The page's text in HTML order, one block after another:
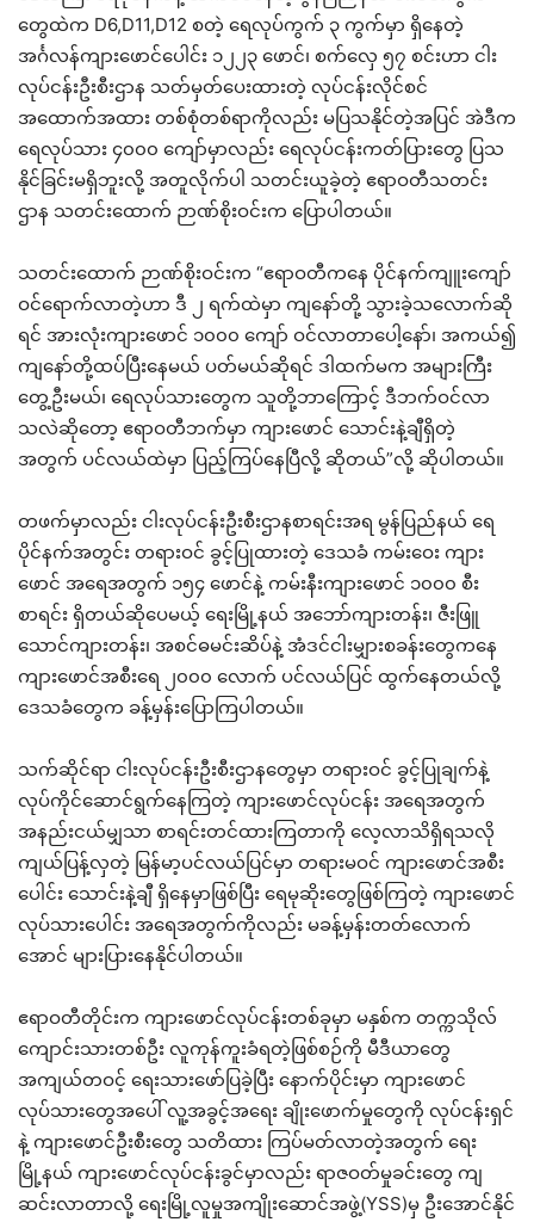
တွေထဲက D6,D11,D12 စတဲ့ ရေလုပ်ကွက် ၃ ကွက်မှာ ရှိနေတဲ့
အင်္ဂလန်ကျားဖောင်ပေါင်း ၁၂၂၃ ဖောင်၊ စက်လှေ ၅၇ စင်းဟာ ငါး
လုပ်ငန်းဦးစီးဌာန သတ်မှတ်ပေးထားတဲ့ လုပ်ငန်းလိုင်စင်
အထောက်အထား တစ်စုံတစ်ရာကိုလည်း မပြသနိုင်တဲ့အပြင် အဲဒီက
ရေလုပ်သား ၄၀၀၀ ကျော်မှာလည်း ရေလုပ်ငန်းကတ်ပြားတွေ ပြသ
နိုင်ခြင်းမရှိဘူးလို့ အတူလိုက်ပါ သတင်းယူခဲ့တဲ့ ဧရာဝတီသတင်း
ဌာန သတင်းထောက် ဉာဏ်စိုးဝင်းက ပြောပါတယ်။
သတင်းထောက် ဉာဏ်စိုးဝင်းက “ဧရာဝတီကနေ ပိုင်နက်ကျူးကျော်
ဝင်ရောက်လာတဲ့ဟာ ဒီ ၂ ရက်ထဲမှာ ကျနော်တို့ သွားခဲ့သလောက်ဆို
ရင် အားလုံးကျားဖောင် ၁၀၀၀ ကျော် ဝင်လာတာပေါ့နော်၊ အကယ်၍
ကျနော်တို့ထပ်ပြီးနေမယ် ပတ်မယ်ဆိုရင် ဒါထက်မက အများကြီး
တွေ့ဦးမယ်၊ ရေလုပ်သားတွေက သူတို့ဘာကြောင့် ဒီဘက်ဝင်လာ
သလဲဆိုတော့ ဧရာဝတီဘက်မှာ ကျားဖောင် သောင်းနဲ့ချီရှိတဲ့
အတွက် ပင်လယ်ထဲမှာ ပြည့်ကြပ်နေပြီလို့ ဆိုတယ်”လို့ ဆိုပါတယ်။
တဖက်မှာလည်း ငါးလုပ်ငန်းဦးစီးဌာနစာရင်းအရ မွန်ပြည်နယ် ရေ
ပိုင်နက်အတွင်း တရားဝင် ခွင့်ပြုထားတဲ့ ဒေသခံ ကမ်းဝေး ကျား
ဖောင် အရေအတွက် ၁၅၄ ဖောင်နဲ့ ကမ်းနီးကျားဖောင် ၁၀၀၀ စီး
စာရင်း ရှိတယ်ဆိုပေမယ့် ရေးမြို့နယ် အဘော်ကျားတန်း၊ ဇီးဖြူ
သောင်ကျားတန်း၊ အစင်ဓမင်းဆိပ်နဲ့ အံဒင်ငါးမျှားစခန်းတွေကနေ
ကျားဖောင်အစီးရေ ၂၀၀၀ လောက် ပင်လယ်ပြင် ထွက်နေတယ်လို့
ဒေသခံတွေက ခန့်မှန်းပြောကြပါတယ်။
သက်ဆိုင်ရာ ငါးလုပ်ငန်းဦးစီးဌာနတွေမှာ တရားဝင် ခွင့်ပြုချက်နဲ့
လုပ်ကိုင်ဆောင်ရွက်နေကြတဲ့ ကျားဖောင်လုပ်ငန်း အရေအတွက်
အနည်းငယ်မျှသာ စာရင်းတင်ထားကြတာကို လေ့လာသိရှိရသလို
ကျယ်ပြန့်လှတဲ့ မြန်မာ့ပင်လယ်ပြင်မှာ တရားမဝင် ကျားဖောင်အစီး
ပေါင်း သောင်းနဲ့ချီ ရှိနေမှာဖြစ်ပြီး ရေမုဆိုးတွေဖြစ်ကြတဲ့ ကျားဖောင်
လုပ်သားပေါင်း အရေအတွက်ကိုလည်း မခန့်မှန်းတတ်လောက်
အောင် များပြားနေနိုင်ပါတယ်။
ဧရာဝတီတိုင်းက ကျားဖောင်လုပ်ငန်းတစ်ခုမှာ မနှစ်က တက္ကသိုလ်
ကျောင်းသားတစ်ဦး လူကုန်ကူးခံရတဲ့ဖြစ်စဉ်ကို မီဒီယာတွေ
အကျယ်တဝင့် ရေးသားဖော်ပြခဲ့ပြီး နောက်ပိုင်းမှာ ကျားဖောင်
လုပ်သားတွေအပေါ် လူ့အခွင့်အရေး ချိုးဖောက်မှုတွေကို လုပ်ငန်းရှင်
နဲ့ ကျားဖောင်ဦးစီးတွေ သတိထား ကြပ်မတ်လာတဲ့အတွက် ရေး
မြို့နယ် ကျားဖောင်လုပ်ငန်းခွင်မှာလည်း ရာဇဝတ်မှုခင်းတွေ ကျ
ဆင်းလာတာလို့ ရေးမြို့လူမှုအကျိုးဆောင်အဖွဲ့(YSS)မှ ဦးအောင်နိုင်